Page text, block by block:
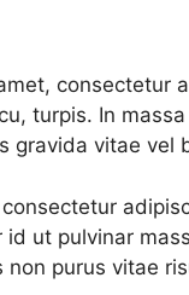
consectetur
turpis. In
gravida vitae vel
id ut pulvinar
non purus vitae